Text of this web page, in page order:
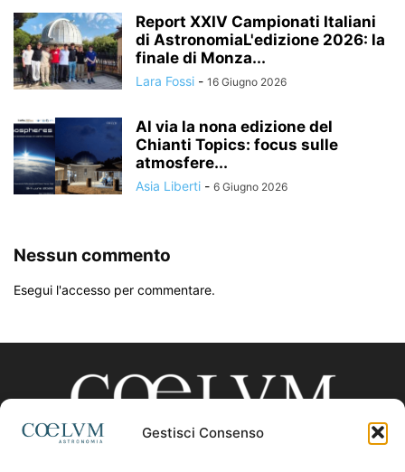
Gestisci Consenso
Report XXIV Campionati Italiani
di AstronomiaL'edizione 2026: la
finale di Monza...
Lara Fossi - 16 Giugno 2026
Al via la nona edizione del
Chianti Topics: focus sulle
atmosfere...
Asia Liberti - 6 Giugno 2026
Nessun commento
Esegui l'accesso per commentare.